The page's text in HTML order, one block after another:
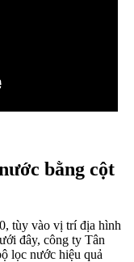
bằng cột
tùy vào vị trí địa hình
đây, công ty Tân
lọc nước hiệu quả